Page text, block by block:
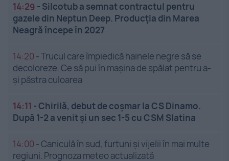
14:29 - Silcotub a semnat contractul pentru
gazele din Neptun Deep. Producția din Marea
Neagră începe în 2027
14:20 -Trucul care împiedică hainele negre să se
decoloreze. Ce să pui în mașina de spălat pentru a-
și păstra culoarea
14:11 -Chirilă, debut de coșmar la CS Dinamo.
După 1-2 a venit și un sec 1-5 cu CSM Slatina
14:00 -Caniculă în sud, furtuni și vijelii în mai multe
regiuni. Prognoza meteo actualizată